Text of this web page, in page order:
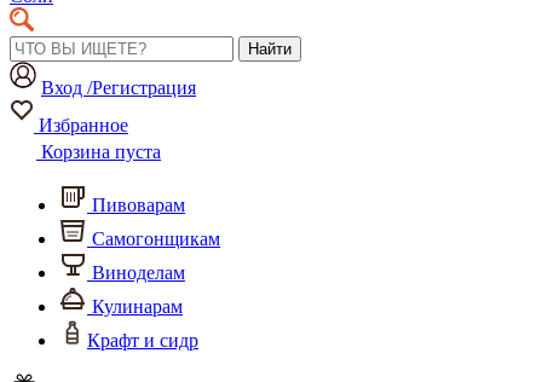
Найти
Вход /Регистрация
Избранное
Корзина пуста
Пивоварам
Самогонщикам
Виноделам
Кулинарам
Крафт и сидр